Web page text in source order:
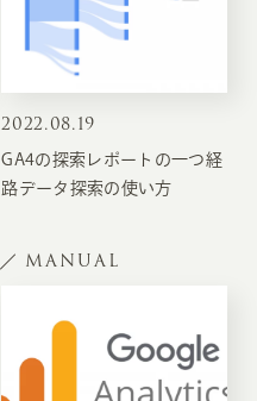
2022.08.19
GA4の探索レポートの一つ経
路データ探索の使い方
MANUAL